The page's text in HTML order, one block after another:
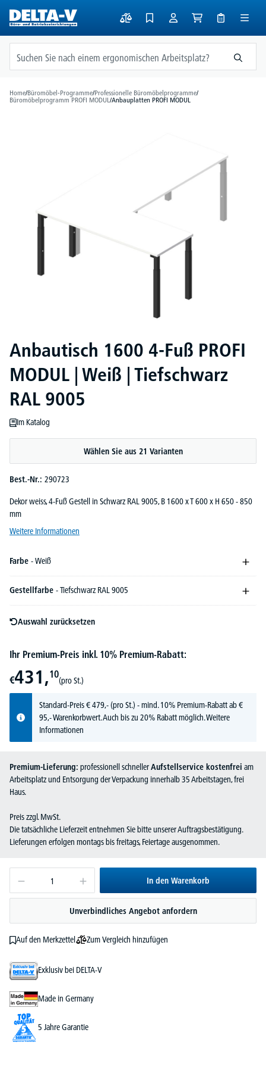
springen
Home/Büromöbel-Programme/Professionelle Büromöbelprogramme/
Büromöbelprogramm PROFI MODUL/Anbauplatten PROFI MODUL
Anbautisch 1600 4-Fuß PROFI
MODUL | Weiß | Tiefschwarz
RAL 9005
Im Katalog
Wählen Sie aus 21 Varianten
Best.-Nr.: 290723
Dekor weiss, 4-Fuß Gestell in Schwarz RAL 9005, B 1600 x T 600 x H 650 - 850
mm
Weitere Informationen
Farbe - Weiß
Gestellfarbe - Tiefschwarz RAL 9005
Auswahl zurücksetzen
Ihr Premium-Preis inkl. 10% Premium-Rabatt:
€431,10
(pro St.)
Standard-Preis€479,-(pro St.) - mind. 10% Premium-Rabatt ab €
95,- Warenkorbwert. Auch bis zu 20% Rabatt möglich.Weitere
Informationen
Premium-Lieferung: professionell schnellerAufstellservice kostenfrei am
Arbeitsplatz und Entsorgung der Verpackung innerhalb 35 Arbeitstagen, frei
Haus.
Preis zzgl. MwSt.
Die tatsächliche Lieferzeit entnehmen Sie bitte unserer Auftragsbestätigung.
Lieferungen erfolgen montags bis freitags, Feiertage ausgenommen.
In den Warenkorb
Unverbindliches Angebot anfordern
Auf den Merkzettel Zum Vergleich hinzufügen
Exklusiv bei DELTA-V
Made in Germany
5 Jahre Garantie